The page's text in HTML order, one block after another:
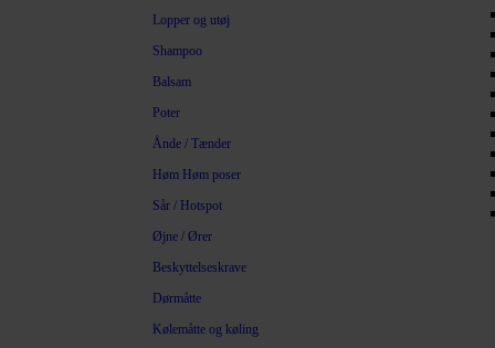
Lopper og utøj
Shampoo
Balsam
Poter
Ånde / Tænder
Høm Høm poser
Sår / Hotspot
Øjne / Ører
Beskyttelseskrave
Dørmåtte
Kølemåtte og køling